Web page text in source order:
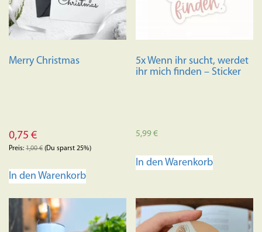
Merry Christmas
0,75 €
Preis: 1,00€ (Du sparst 25%)
In den Warenkorb
5x Wenn ihr sucht, werdet
ihr mich finden – Sticker
5,99€
In den Warenkorb